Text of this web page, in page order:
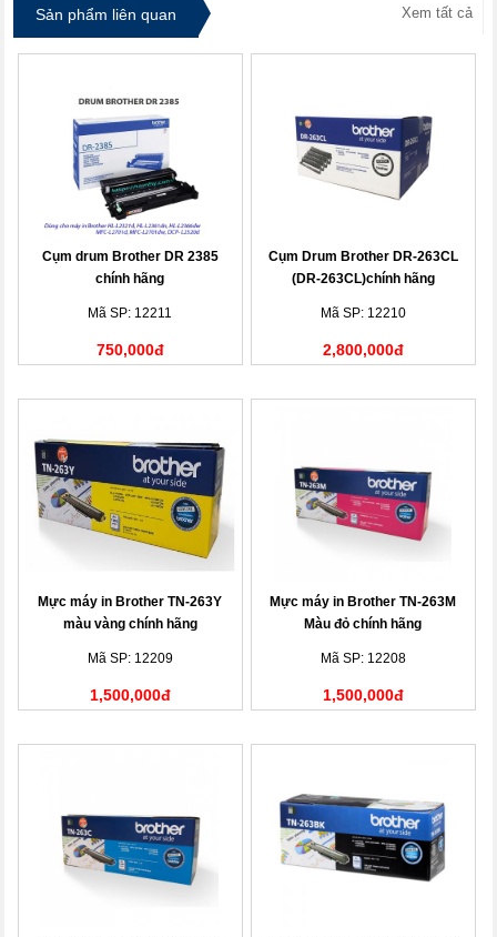
Sản phẩm liên quan Xem tất cả
Cụm drum Brother DR 2385
chính hãng
Mã SP: 12211
750,000đ
Cụm Drum Brother DR-263CL
(DR-263CL)chính hãng
Mã SP: 12210
2,800,000đ
Mực máy in Brother TN-263Y
màu vàng chính hãng
Mã SP: 12209
1,500,000đ
Mực máy in Brother TN-263M
Màu đỏ chính hãng
Mã SP: 12208
1,500,000đ